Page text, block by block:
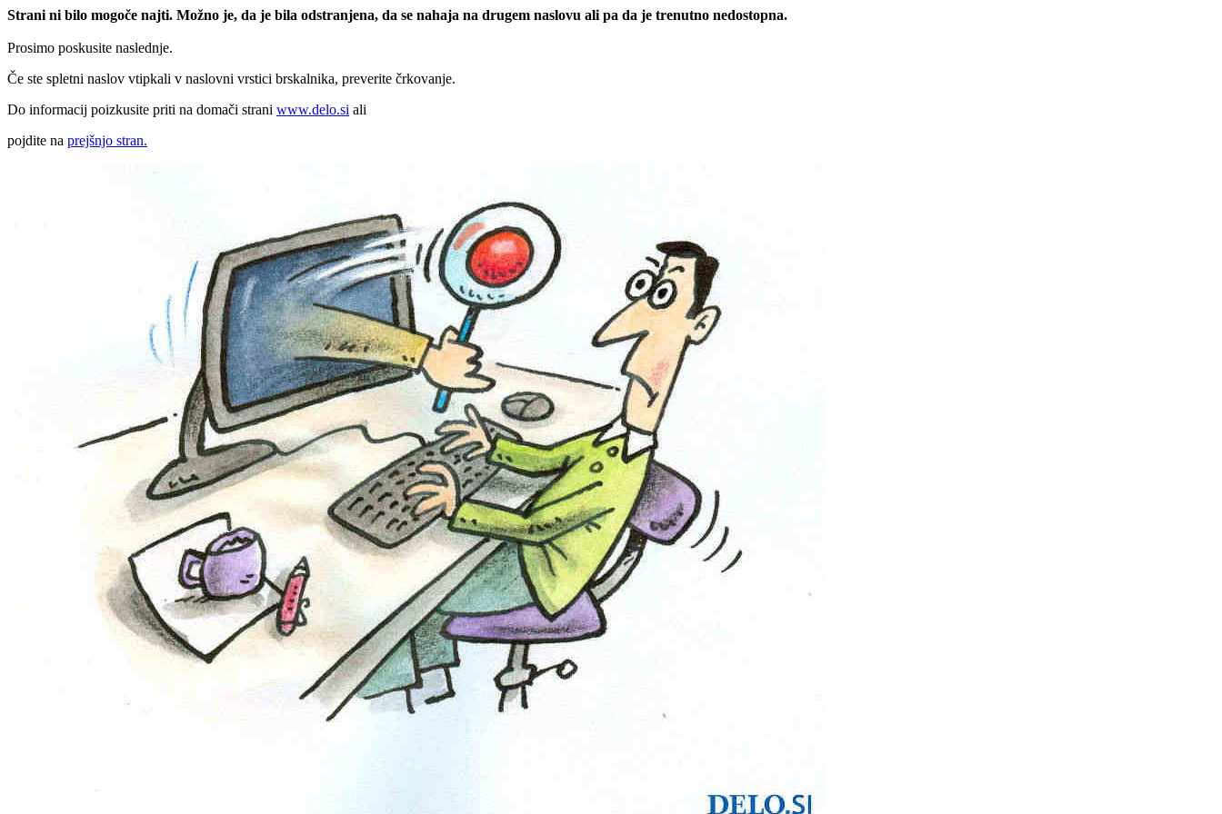
Strani ni bilo mogoče najti. Možno je, da je bila odstranjena, da se nahaja na drugem naslovu ali pa da je trenutno nedostopna.
Prosimo poskusite naslednje.
Če ste spletni naslov vtipkali v naslovni vrstici brskalnika, preverite črkovanje.
Do informacij poizkusite priti na domači strani www.delo.si ali
pojdite na prejšnjo stran.